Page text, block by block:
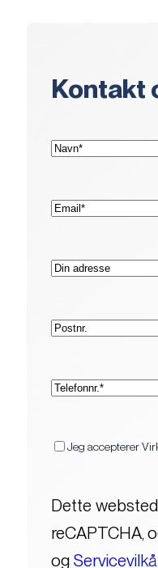
Kontakt
Navn*
E-
mail*
Adresse
Postnr.
Telefon*
Jeg accepterer
Dette
reCAPTCHA,
og